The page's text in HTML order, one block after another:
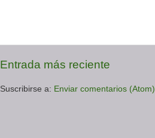
Entrada más reciente
Suscribirse a: Enviar comentarios (Atom)